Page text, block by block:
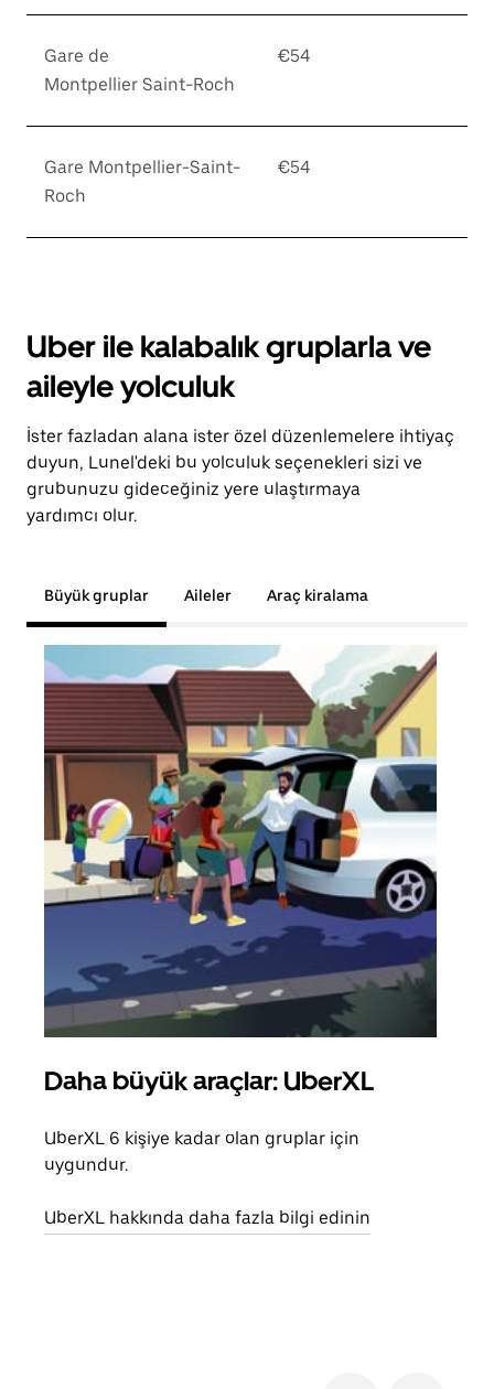
Gare de
Montpellier Saint-Roch
€54
Gare Montpellier-Saint-
Roch
€54
Uber ile kalabalık gruplarla ve
aileyle yolculuk
İster fazladan alana ister özel düzenlemelere ihtiyaç
duyun, Lunel'deki bu yolculuk seçenekleri sizi ve
grubunuzu gideceğiniz yere ulaştırmaya
yardımcı olur.
Büyük gruplar Aileler Araç kiralama
Daha büyük araçlar: UberXL
UberXL 6 kişiye kadar olan gruplar için
uygundur.
UberXL hakkında daha fazla bilgi edinin